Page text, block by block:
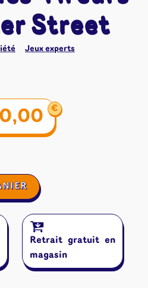
Street
Jeux experts
€
Retrait gratuit en
magasin